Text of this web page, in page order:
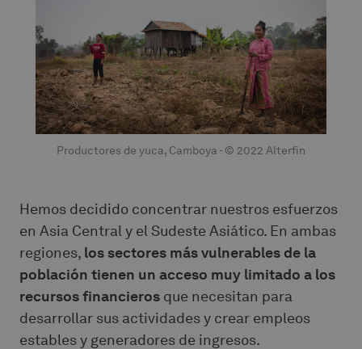
Productores de yuca, Camboya - © 2022 Alterfin
Hemos decidido concentrar nuestros esfuerzos
en Asia Central y el Sudeste Asiático. En ambas
regiones, los sectores más vulnerables de la
población tienen un acceso muy limitado a los
recursos financieros que necesitan para
desarrollar sus actividades y crear empleos
estables y generadores de ingresos.